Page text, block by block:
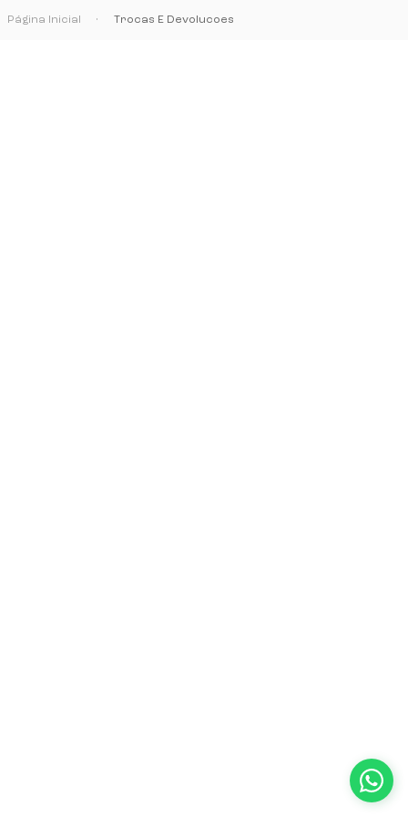
Página Inicial • Trocas E Devolucoes